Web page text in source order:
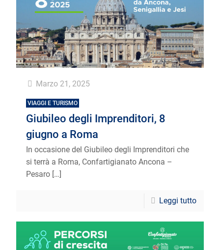
Marzo 21, 2025
VIAGGI E TURISMO
Giubileo degli Imprenditori, 8
giugno a Roma
In occasione del Giubileo degli Imprenditori che
si terrà a Roma, Confartigianato Ancona –
Pesaro […]
Leggi tutto